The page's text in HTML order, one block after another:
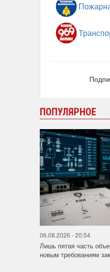
ПОПУЛЯРНОЕ
06.08.2026 - 20:54
Лишь пятая часть
новым требованиям